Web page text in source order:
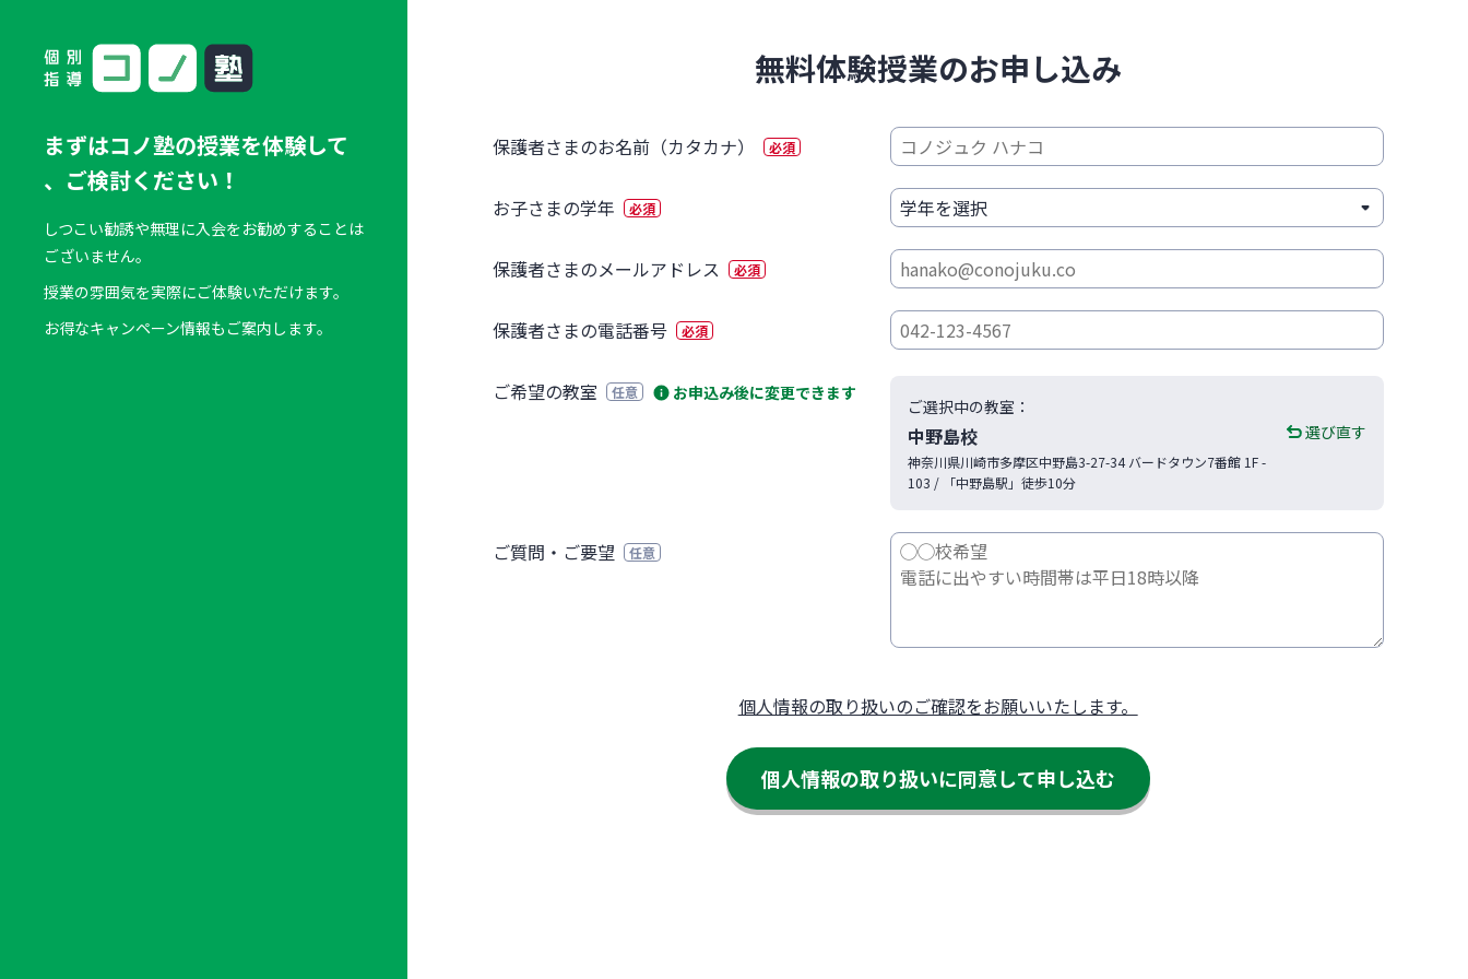
まずはコノ塾の授業を体験して
、 ご検討ください！
しつこい勧誘や無理に入会をお勧めすることは
ございません。
授業の雰囲気を実際にご体験いただけます。
お得なキャンペーン情報もご案内します。
無料体験授業のお申し込み
保護者さまのお名前（カタカナ） 必須
お子さまの学年 必須
保護者さまのメールアドレス 必須
保護者さまの電話番号 必須
ご希望の教室 任意 お申込み後に変更できます
ご選択中の教室：
中野島校
神奈川県川崎市多摩区中野島3-27-34バードタウン7番館 1F -
103 / 「中野島駅」徒歩10分
選び直す
ご質問・ご要望 任意
個人情報の取り扱いのご確認をお願いいたします。
個人情報の取り扱いに同意して申し込む